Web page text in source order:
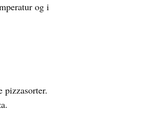
og i
pizzasorter.